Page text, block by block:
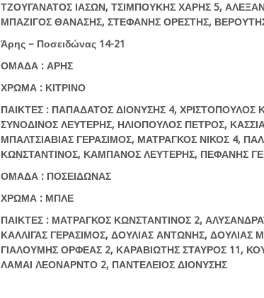
ΤΖΟΥΓΑΝΑΤΟΣ ΙΑΣΩΝ, ΤΣΙΜΠΟΥΚΗΣ ΧΑΡΗΣ 5,
ΜΠΑΖΙΓΟΣ ΘΑΝΑΣΗΣ, ΣΤΕΦΑΝΗΣ ΟΡΕΣΤΗΣ,
Άρης – Ποσειδώνας 14-21
ΟΜΑΔΑ : ΑΡΗΣ
ΧΡΩΜΑ : ΚΙΤΡΙΝΟ
ΠΑΙΚΤΕΣ : ΠΑΠΑΔΑΤΟΣ ΔΙΟΝΥΣΗΣ 4, ΧΡΙΣΤΟΠΟΥΛΟΣ
ΣΥΝΟΔΙΝΟΣ ΛΕΥΤΕΡΗΣ, ΗΛΙΟΠΟΥΛΟΣ ΠΕΤΡΟΣ,
ΜΠΑΛΤΣΙΑΒΙΑΣ ΓΕΡΑΣΙΜΟΣ, ΜΑΤΡΑΓΚΟΣ ΝΙΚΟΣ 4,
ΚΩΝΣΤΑΝΤΙΝΟΣ, ΚΑΜΠΑΝΟΣ ΛΕΥΤΕΡΗΣ, ΠΕΦΑΝΗΣ
ΟΜΑΔΑ : ΠΟΣΕΙΔΩΝΑΣ
ΧΡΩΜΑ : ΜΠΛΕ
ΠΑΙΚΤΕΣ : ΜΑΤΡΑΓΚΟΣ ΚΩΝΣΤΑΝΤΙΝΟΣ 2,
ΚΑΛΛΙΓΑΣ ΓΕΡΑΣΙΜΟΣ, ΔΟΥΛΙΑΣ ΑΝΤΩΝΗΣ, ΔΟΥΛΙΑΣ
ΓΙΑΛΟΥΜΗΣ ΟΡΦΕΑΣ 2, ΚΑΡΑΒΙΩΤΗΣ ΣΤΑΥΡΟΣ 11,
ΛΑΜΑΙ ΛΕΟΝΑΡΝΤΟ 2, ΠΑΝΤΕΛΕΙΟΣ ΔΙΟΝΥΣΗΣ